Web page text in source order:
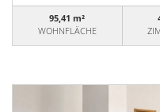
95,41 m²
WOHNFLÄCHE